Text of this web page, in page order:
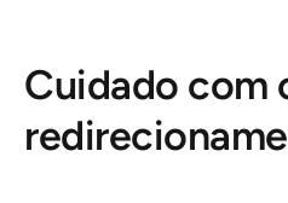
Cuidado com